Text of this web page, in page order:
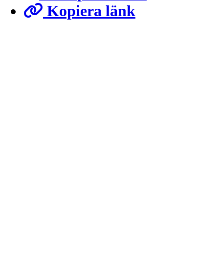
Kopiera länk